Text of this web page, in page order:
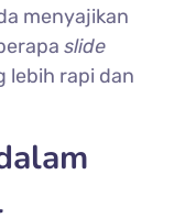
menyajikan
slide
lebih rapi dan